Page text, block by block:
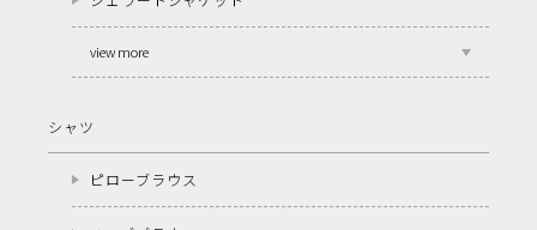
view more
シャツ
ピローブラウス